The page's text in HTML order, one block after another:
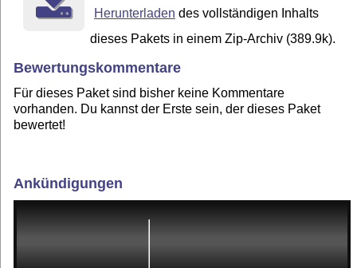
Herunterladen des vollständigen Inhalts
dieses Pakets in einem Zip-Archiv (389.9k).
Bewertungskommentare
Für dieses Paket sind bisher keine Kommentare
vorhanden. Du kannst der Erste sein, der dieses Paket
bewertet!
Ankündigungen